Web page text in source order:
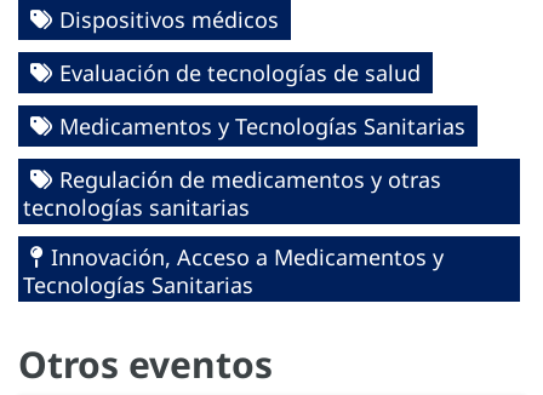
Dispositivos médicos
Evaluación de tecnologías de salud
Medicamentos y Tecnologías Sanitarias
Regulación de medicamentos y otras
tecnologías sanitarias
Innovación, Acceso a Medicamentos y
Tecnologías Sanitarias
Otros eventos